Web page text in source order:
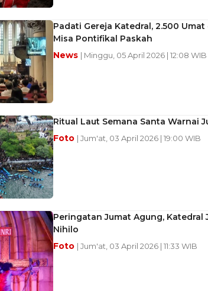
Padati Gereja Katedral, 2.500
Misa Pontifikal Paskah
News | Minggu, 05 April 2026 | 12:08 WIB
Ritual Laut Semana Santa Warnai
Foto | Jum'at, 03 April 2026 | 19:00 WIB
Peringatan Jumat Agung, Katedral
Nihilo
Foto | Jum'at, 03 April 2026 | 11:33 WIB